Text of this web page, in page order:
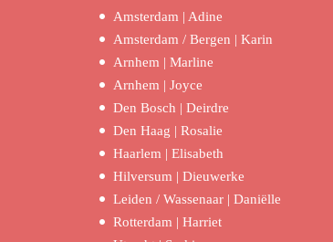
Amsterdam | Adine
Amsterdam / Bergen | Karin
Arnhem | Marline
Arnhem | Joyce
Den Bosch | Deirdre
Den Haag | Rosalie
Haarlem | Elisabeth
Hilversum | Dieuwerke
Leiden / Wassenaar | Daniëlle
Rotterdam | Harriet